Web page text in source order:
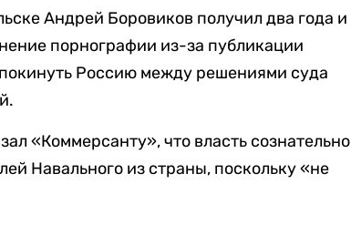
Андрей Боровиков получил два года и
порнографии из-за публикации
Россию между решениями суда
«Коммерсанту», что власть сознательно
Навального из страны, поскольку «не